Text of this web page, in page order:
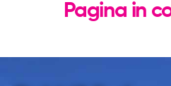
Pagina in